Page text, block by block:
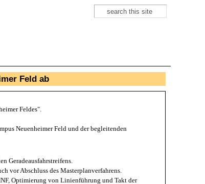
Suchformular
Suche
Feld ab
Feldes".
Neuenheimer Feld und der begleitenden
Geradeausfahrstreifens.
vor Abschluss des Masterplanverfahrens.
Optimierung von Linienführung und Takt der